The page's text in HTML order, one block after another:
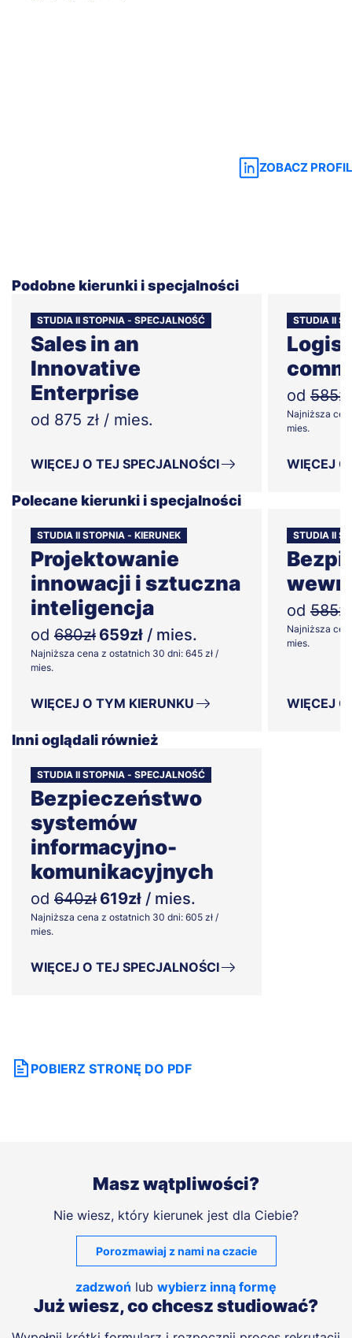
ZOBACZ
Podobne kierunki i specjalności
STUDIA II STOPNIA - SPECJALNOŚĆ
Sales in an
Innovative
Enterprise
od 875 zł / mies.
WIĘCEJ O TEJ SPECJALNOŚCI
STUDIA II
od 585zł
Najniższa
mies.
WIĘCEJ
Polecane kierunki i specjalności
STUDIA II STOPNIA - KIERUNEK
Projektowanie
innowacji i sztuczna
inteligencja
od 680zł 659zł / mies.
Najniższa cena z ostatnich 30 dni: 645 zł /
mies.
WIĘCEJ O TYM KIERUNKU
STUDIA II
od 585zł
Najniższa
mies.
WIĘCEJ
Inni oglądali również
STUDIA II STOPNIA - SPECJALNOŚĆ
Bezpieczeństwo
systemów
informacyjno-
komunikacyjnych
od 640zł 619zł / mies.
Najniższa cena z ostatnich 30 dni: 605 zł /
mies.
WIĘCEJ O TEJ SPECJALNOŚCI
POBIERZ STRONĘ DO PDF
Masz wątpliwości?
Nie wiesz, który kierunek jest dla Ciebie?
Porozmawiaj z nami na czacie
zadzwoń lub wybierz inną formę
Już wiesz, co chcesz studiować?